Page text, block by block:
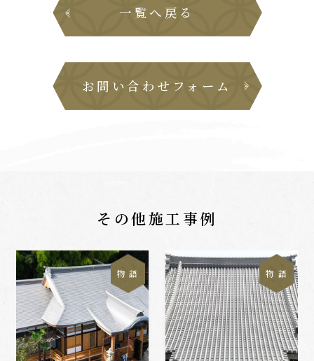
一覧へ戻る
お問い合わせフォーム
その他施工事例
物 語 物 語